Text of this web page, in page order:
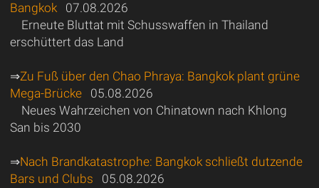
Bangkok07.08.2026
Erneute Bluttat mit Schusswaffen in Thailand
erschüttert das Land
⇒Zu Fuß über den Chao Phraya: Bangkok plant grüne
Mega-Brücke05.08.2026
Neues Wahrzeichen von Chinatown nach Khlong
San bis 2030
⇒Nach Brandkatastrophe: Bangkok schließt dutzende
Bars und Clubs 05.08.2026